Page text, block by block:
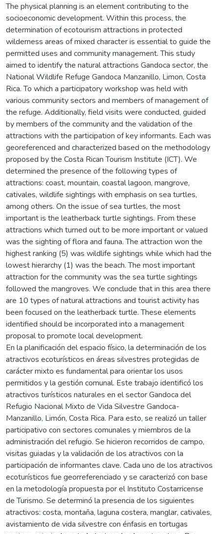
The physical planning is an element contributing to the
socioeconomic development. Within this process, the
determination of ecotourism attractions in protected
wilderness areas of mixed character is essential to guide the
permitted uses and community management. This study
aimed to identify the natural attractions Gandoca sector, the
National Wildlife Refuge Gandoca Manzanillo, Limon, Costa
Rica. To which a participatory workshop was held with
various community sectors and members of management of
the refuge. Additionally, field visits were conducted, guided
by members of the community and the validation of the
attractions with the participation of key informants. Each was
georeferenced and characterized based on the methodology
proposed by the Costa Rican Tourism Institute (ICT). We
determined the presence of the following types of
attractions: coast, mountain, coastal lagoon, mangrove,
cativales, wildlife sightings with emphasis on sea turtles,
among others. On the issue of sea turtles, the most
important is the leatherback turtle sightings. From these
attractions which turned out to be more important or valued
was the sighting of flora and fauna. The attraction won the
highest ranking (5) was wildlife sightings while which had the
lowest hierarchy (1) was the beach. The most important
attraction for the community was the sea turtle sightings
followed the mangroves. We conclude that in this area there
are 10 types of natural attractions and tourist activity has
been focused on the leatherback turtle. These elements
identified should be incorporated into a management
proposal to promote local development.
En la planificación del espacio físico, la determinación de los
atractivos ecoturísticos en áreas silvestres protegidas de
carácter mixto es fundamental para orientar los usos
permitidos y la gestión comunal. Este trabajo identificó los
atractivos turísticos naturales en el sector Gandoca del
Refugio Nacional Mixto de Vida Silvestre Gandoca-
Manzanillo, Limón, Costa Rica. Para esto, se realizó un taller
participativo con sectores comunales y miembros de la
administración del refugio. Se hicieron recorridos de campo,
visitas guiadas y la validación de los atractivos con la
participación de informantes clave. Cada uno de los atractivos
ecoturísticos fue georreferenciado y se caracterizó con base
en la metodología propuesta por el Instituto Costarricense
de Turismo. Se determinó la presencia de los siguientes
atractivos: costa, montaña, laguna costera, manglar, cativales,
avistamiento de vida silvestre con énfasis en tortugas